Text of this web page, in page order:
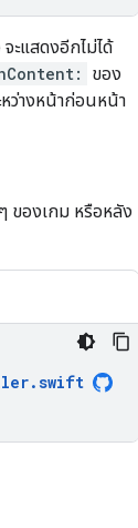
ะแสดงอีกไม่ได้
ของ
ว่างหน้าก่อนหน้า
ของเกม หรือหลัง
.swift